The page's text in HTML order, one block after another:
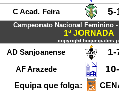
C Acad. Feira 5-
Campeonato Nacional Feminino -
1ª JORNADA
copyright
AD Sanjoanense 1-
AF Arazede
Equipa que folga: